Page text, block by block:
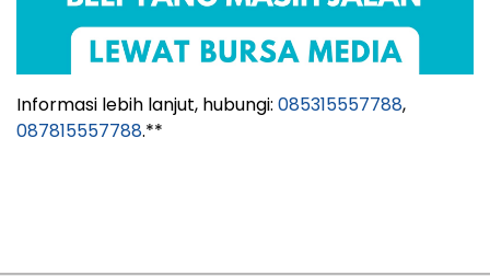
Informasi lebih lanjut, hubungi: 085315557788,
087815557788.**